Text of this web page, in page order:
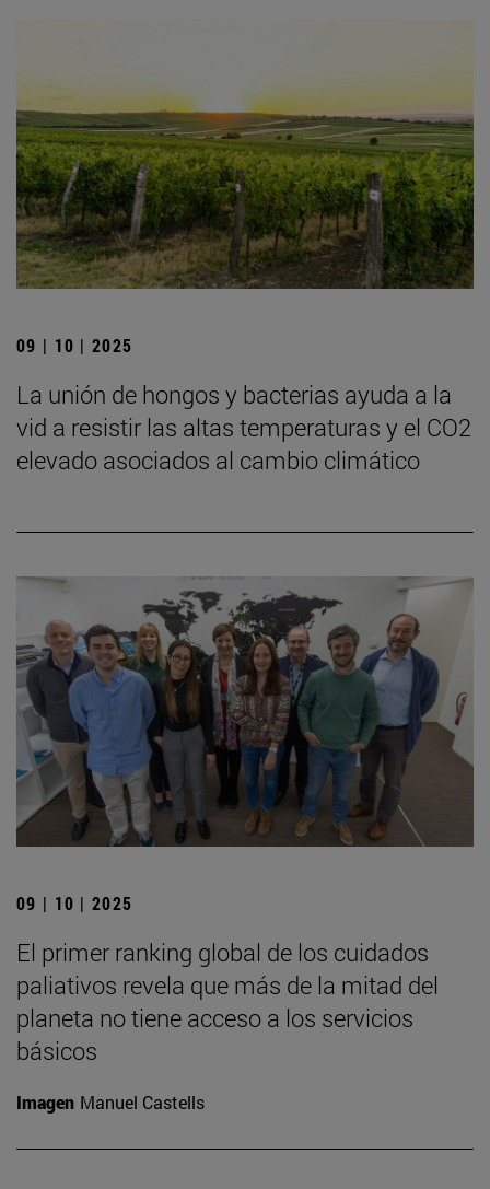
09 | 10 | 2025
La unión de hongos y bacterias ayuda a la
vid a resistir las altas temperaturas y el CO2
elevado asociados al cambio climático
09 | 10 | 2025
El primer ranking global de los cuidados
paliativos revela que más de la mitad del
planeta no tiene acceso a los servicios
básicos
Imagen Manuel Castells